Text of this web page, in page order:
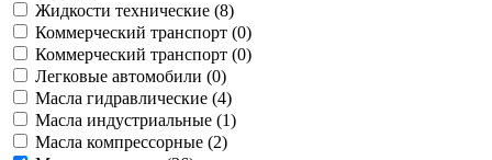
Жидкости технические (8)
Коммерческий транспорт (0)
Коммерческий транспорт (0)
Легковые автомобили (0)
Масла гидравлические (4)
Масла индустриальные (1)
Масла компрессорные (2)